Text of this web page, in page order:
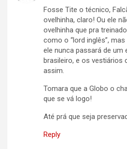
Fosse Tite o técnico,
ovelhinha, claro! Ou ele
ovelhinha que pra
como o “lord inglês”,
ele nunca passará de um
brasileiro, e os vestiários
assim.
Tomara que a Globo o
que se vá logo!
Até prá que seja
Reply